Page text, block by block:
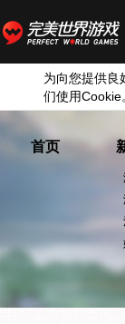
为向您提供良
们使用Cookie
首页